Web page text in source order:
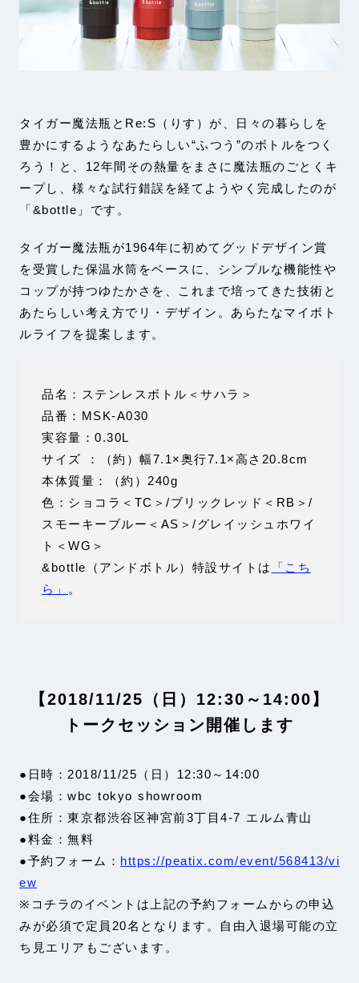
タイガー魔法瓶とRe:S（りす）が、日々の暮らしを
豊かにするようなあたらしい“ふつう”のボトルをつく
ろう！と、12年間その熱量をまさに魔法瓶のごとくキ
ープし、様々な試行錯誤を経てようやく完成したのが
「&bottle」です。
タイガー魔法瓶が1964年に初めてグッドデザイン賞
を受賞した保温水筒をベースに、シンプルな機能性や
コップが持つゆたかさを、これまで培ってきた技術と
あたらしい考え方でリ・デザイン。あらたなマイボト
ルライフを提案します。
品名：ステンレスボトル＜サハラ＞
品番：MSK-A030
実容量：0.30L
サイズ ：（約）幅7.1×奥行7.1×高さ20.8cm
本体質量：（約）240g
色：ショコラ＜TC＞/ブリックレッド＜RB＞/
スモーキーブルー＜AS＞/グレイッシュホワイ
ト＜WG＞
&bottle（アンドボトル）特設サイトは
「こち
ら」
。
【2018/11/25（日）12:30～14:00】
トークセッション開催します
●日時：2018/11/25（日）12:30～14:00
●会場：wbc tokyo showroom
●住所：東京都渋谷区神宮前3丁目4-7 エルム青山
●料金：無料
●予約フォーム： https://peatix.com/event/568413/vi
ew
※コチラのイベントは上記の予約フォームからの申込
みが必須で定員20名となります。自由入退場可能の立
ち見エリアもございます。